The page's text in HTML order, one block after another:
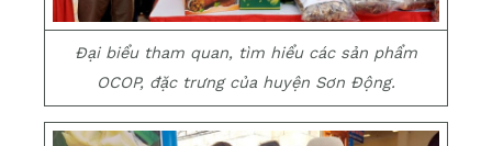
Đại biểu tham quan, tìm hiểu các sản phẩm
OCOP, đặc trưng của huyện Sơn Động.